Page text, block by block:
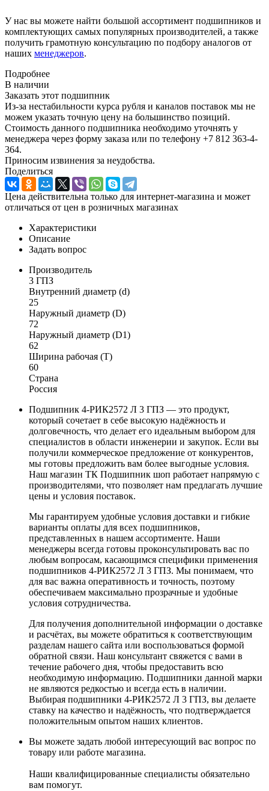
У нас вы можете найти большой ассортимент подшипников и
комплектующих самых популярных производителей, а также
получить грамотную консультацию по подбору аналогов от
наших менеджеров.
Подробнее
В наличии
Заказать этот подшипник
Из-за нестабильности курса рубля и каналов поставок мы не
можем указать точную цену на большинство позиций.
Стоимость данного подшипника необходимо уточнять у
менеджера через форму заказа или по телефону +7 812 363-4-
364.
Приносим извинения за неудобства.
Поделиться
Цена действительна только для интернет-магазина и может
отличаться от цен в розничных магазинах
Характеристики
Описание
Задать вопрос
Производитель
3 ГПЗ
Внутренний диаметр (d)
25
Наружный диаметр (D)
72
Наружный диаметр (D1)
62
Ширина рабочая (T)
60
Страна
Россия
Подшипник 4-РИК2572 Л 3 ГПЗ — это продукт,
который сочетает в себе высокую надёжность и
долговечность, что делает его идеальным выбором для
специалистов в области инженерии и закупок. Если вы
получили коммерческое предложение от конкурентов,
мы готовы предложить вам более выгодные условия.
Наш магазин ТК Подшипник шоп работает напрямую с
производителями, что позволяет нам предлагать лучшие
цены и условия поставок.
Мы гарантируем удобные условия доставки и гибкие
варианты оплаты для всех подшипников,
представленных в нашем ассортименте. Наши
менеджеры всегда готовы проконсультировать вас по
любым вопросам, касающимся специфики применения
подшипников 4-РИК2572 Л 3 ГПЗ. Мы понимаем, что
для вас важна оперативность и точность, поэтому
обеспечиваем максимально прозрачные и удобные
условия сотрудничества.
Для получения дополнительной информации о доставке
и расчётах, вы можете обратиться к соответствующим
разделам нашего сайта или воспользоваться формой
обратной связи. Наш консультант свяжется с вами в
течение рабочего дня, чтобы предоставить всю
необходимую информацию. Подшипники данной марки
не являются редкостью и всегда есть в наличии.
Выбирая подшипники 4-РИК2572 Л 3 ГПЗ, вы делаете
ставку на качество и надёжность, что подтверждается
положительным опытом наших клиентов.
Вы можете задать любой интересующий вас вопрос по
товару или работе магазина.
Наши квалифицированные специалисты обязательно
вам помогут.